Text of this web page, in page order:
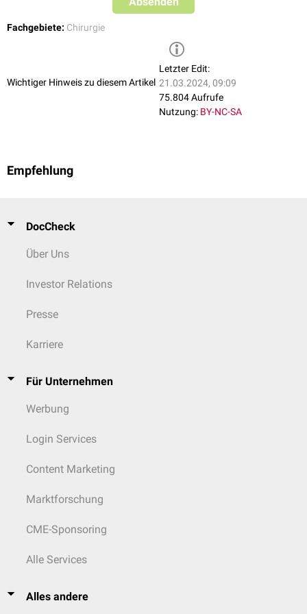
Panarthrodese
Fachgebiete: Chirurgie
Wichtiger Hinweis zu diesem Artikel
Letzter Edit:
21.03.2024, 09:09
75.804 Aufrufe
Nutzung: BY-NC-SA
Empfehlung
DocCheck
Über Uns
Investor Relations
Presse
Karriere
Für Unternehmen
Werbung
Login Services
Content Marketing
Marktforschung
CME-Sponsoring
Alle Services
Alles andere